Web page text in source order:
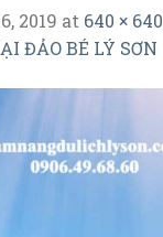
2019 at 640 × 640
ĐẢO BÉ LÝ SƠN